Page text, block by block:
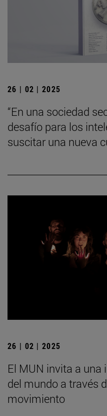
26 | 02 | 2025
“En una sociedad
desafío para los
suscitar una nueva
26 | 02 | 2025
El MUN invita a una
del mundo a través
movimiento